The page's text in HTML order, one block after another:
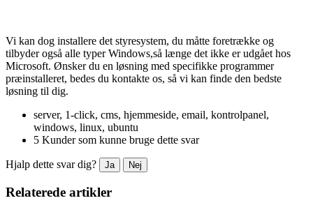
Vi kan dog installere det styresystem, du måtte foretrække og
tilbyder også alle typer Windows,så længe det ikke er udgået hos
Microsoft. Ønsker du en løsning med specifikke programmer
præinstalleret, bedes du kontakte os, så vi kan finde den bedste
løsning til dig.
server, 1-click, cms, hjemmeside, email, kontrolpanel,
windows, linux, ubuntu
5 Kunder som kunne bruge dette svar
Hjalp dette svar dig? Ja Nej
Relaterede artikler